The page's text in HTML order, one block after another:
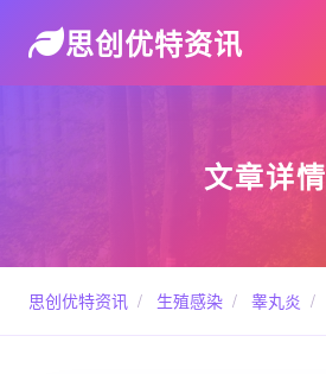
思创优特资讯
文章详情
思创优特资讯 / 生殖感染 / 睾丸炎 /